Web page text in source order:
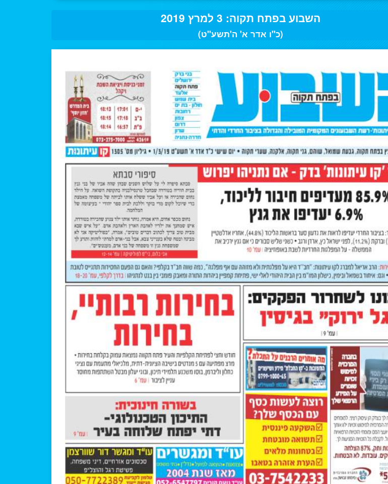
השבוע בפתח תקוה: 3 למרץ 2019
(כ"ו אדר א' ה'תשע"ט)